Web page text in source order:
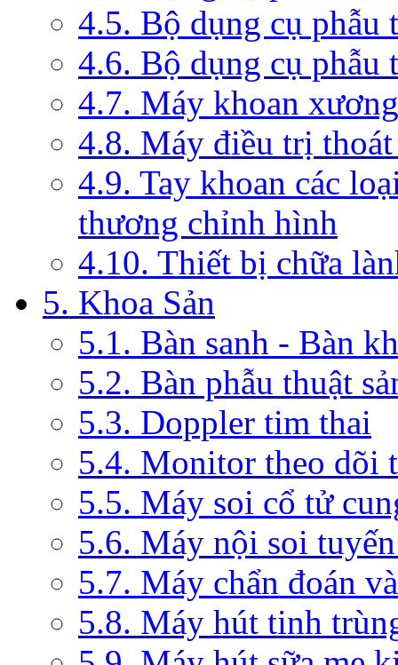
4.5. Bộ dụng cụ phẫu
4.6. Bộ dụng cụ phẫu
4.7. Máy khoan
4.8. Máy điều trị
4.9. Tay khoan các
thương chỉnh hình
4.10. Thiết bị chữa
5. Khoa Sản
5.1. Bàn sanh - Bàn
5.2. Bàn phẫu thuật
5.3. Doppler tim thai
5.4. Monitor theo dõi
5.5. Máy soi cổ tử
5.6. Máy nội soi
5.7. Máy chẩn đoán
5.8. Máy hút tinh